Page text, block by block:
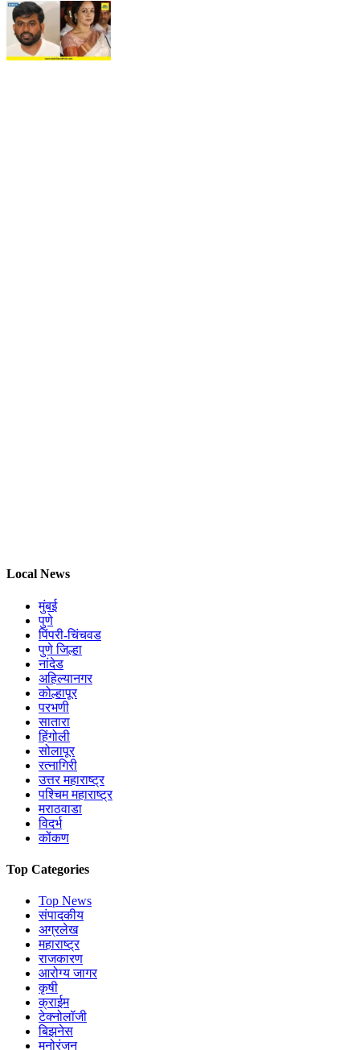
Local News
मुंबई
पुणे
पिंपरी-चिंचवड
पुणे जिल्हा
नांदेड
अहिल्यानगर
कोल्हापूर
परभणी
सातारा
हिंगोली
सोलापूर
रत्नागिरी
उत्तर महाराष्ट्र
पश्चिम महाराष्ट्र
मराठवाडा
विदर्भ
कोंकण
Top Categories
Top News
संपादकीय
अग्रलेख
महाराष्ट्र
राजकारण
आरोग्य जागर
कृषी
क्राईम
टेक्नोलॉजी
बिझनेस
मनोरंजन